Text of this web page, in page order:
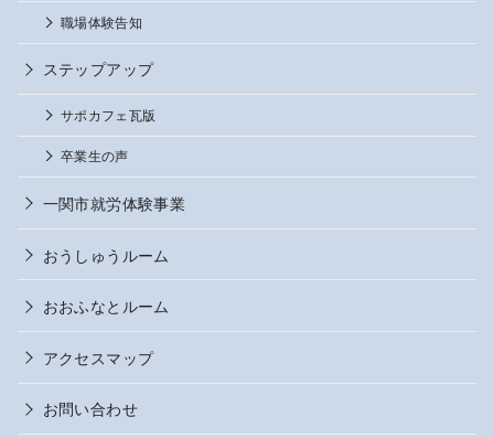
職場体験告知
ステップアップ
サポカフェ瓦版
卒業生の声
一関市就労体験事業
おうしゅうルーム
おおふなとルーム
アクセスマップ
お問い合わせ